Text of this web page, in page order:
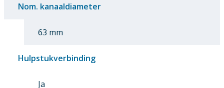
Nom. kanaaldiameter
63 mm
Hulpstukverbinding
Ja